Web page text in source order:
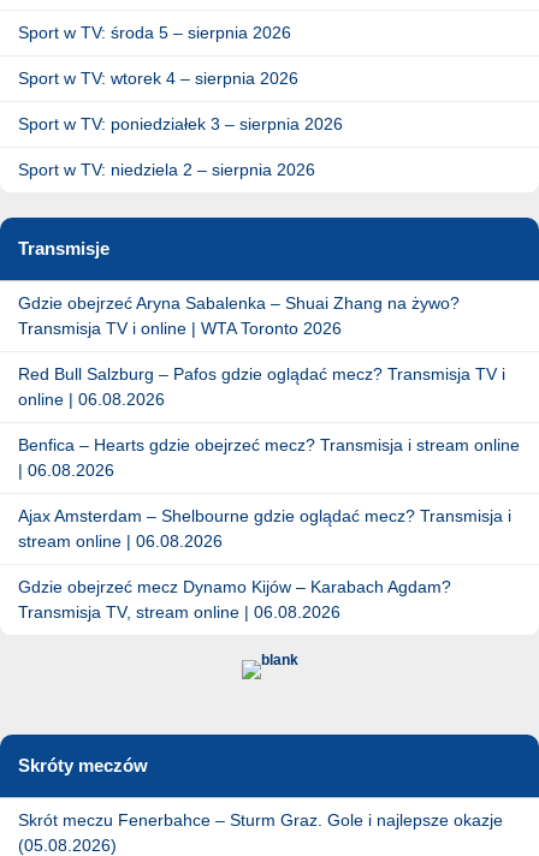
Sport w TV: środa 5 – sierpnia 2026
Sport w TV: wtorek 4 – sierpnia 2026
Sport w TV: poniedziałek 3 – sierpnia 2026
Sport w TV: niedziela 2 – sierpnia 2026
Transmisje
Gdzie obejrzeć Aryna Sabalenka – Shuai Zhang na żywo?
Transmisja TV i online | WTA Toronto 2026
Red Bull Salzburg – Pafos gdzie oglądać mecz? Transmisja TV i
online | 06.08.2026
Benfica – Hearts gdzie obejrzeć mecz? Transmisja i stream online
| 06.08.2026
Ajax Amsterdam – Shelbourne gdzie oglądać mecz? Transmisja i
stream online | 06.08.2026
Gdzie obejrzeć mecz Dynamo Kijów – Karabach Agdam?
Transmisja TV, stream online | 06.08.2026
Skróty meczów
Skrót meczu Fenerbahce – Sturm Graz. Gole i najlepsze okazje
(05.08.2026)